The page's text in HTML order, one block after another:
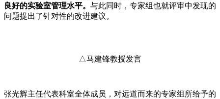
良好的实验室管理水平。 与此同时，专家组也就评审中发现的
问题提出了针对性的改进建议。
△马建锋教授发言
张光辉主任代表科室全体成员，对远道而来的专家组所给予的